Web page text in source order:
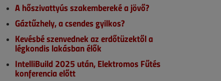
A hőszivattyús szakembereké a jövő?
Gáztűzhely, a csendes gyilkos?
Kevésbé szenvednek az erdőtüzektől a
légkondis lakásban élők
IntelliBuild 2025 után, Elektromos Fűtés
konferencia előtt